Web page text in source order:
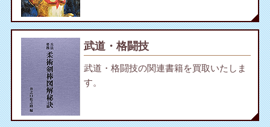
武道・格闘技
武道・格闘技の関連書籍を買取いたしま
す。